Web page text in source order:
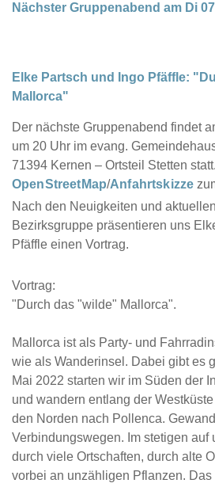
Nächster Gruppenabend am Di
Elke Partsch und Ingo Pfäffle:
Mallorca"
Der nächste Gruppenabend findet
um 20 Uhr im evang.
71394 Kernen – Ortsteil Stetten statt.
OpenStreetMap/Anfahrtskizze
Nach den Neuigkeiten und
Bezirksgruppe präsentieren uns
Pfäffle einen Vortrag.
Vortrag:
"Durch das "wilde" Mallorca".
Mallorca ist als Party- und
wie als Wanderinsel. Dabei gibt es
Mai 2022 starten wir im Süden der
und wandern entlang der
den Norden nach Pollenca.
Verbindungswegen. Im stetigen auf
durch viele Ortschaften, durch alte
vorbei an unzähligen Pflanzen.